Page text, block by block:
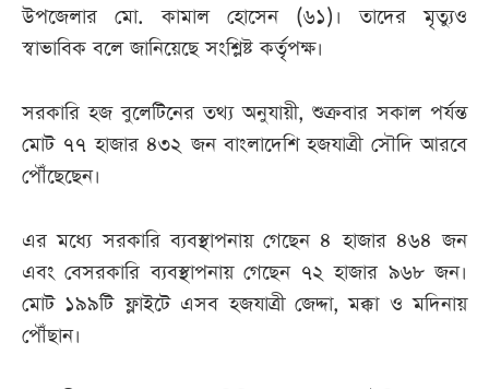
উপজেলার মো. কামাল হোসেন (৬১)। তাদের মৃত্যুও
স্বাভাবিক বলে জানিয়েছে সংশ্লিষ্ট কর্তৃপক্ষ।
সরকারি হজ বুলেটিনের তথ্য অনুযায়ী, শুক্রবার সকাল পর্যন্ত
মোট ৭৭ হাজার ৪৩২ জন বাংলাদেশি হজযাত্রী সৌদি আরবে
পৌঁছেছেন।
এর মধ্যে সরকারি ব্যবস্থাপনায় গেছেন ৪ হাজার ৪৬৪ জন
এবং বেসরকারি ব্যবস্থাপনায় গেছেন ৭২ হাজার ৯৬৮ জন।
মোট ১৯৯টি ফ্লাইটে এসব হজযাত্রী জেদ্দা, মক্কা ও মদিনায়
পৌঁছান।